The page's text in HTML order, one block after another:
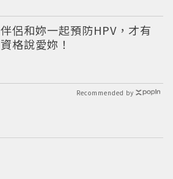
伴侶和妳一起預防HPV，才有
資格說愛妳！
Recommended by